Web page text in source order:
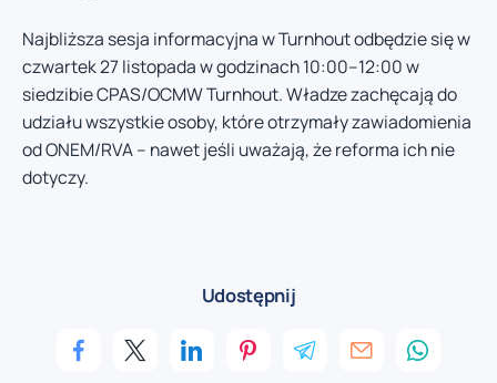
Najbliższa sesja informacyjna w Turnhout odbędzie się w
czwartek 27 listopada w godzinach 10:00–12:00 w
siedzibie CPAS/OCMW Turnhout. Władze zachęcają do
udziału wszystkie osoby, które otrzymały zawiadomienia
od ONEM/RVA – nawet jeśli uważają, że reforma ich nie
dotyczy.
Udostępnij